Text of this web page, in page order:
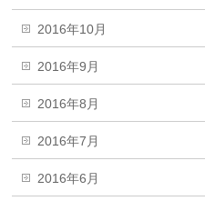
2016年10月
2016年9月
2016年8月
2016年7月
2016年6月